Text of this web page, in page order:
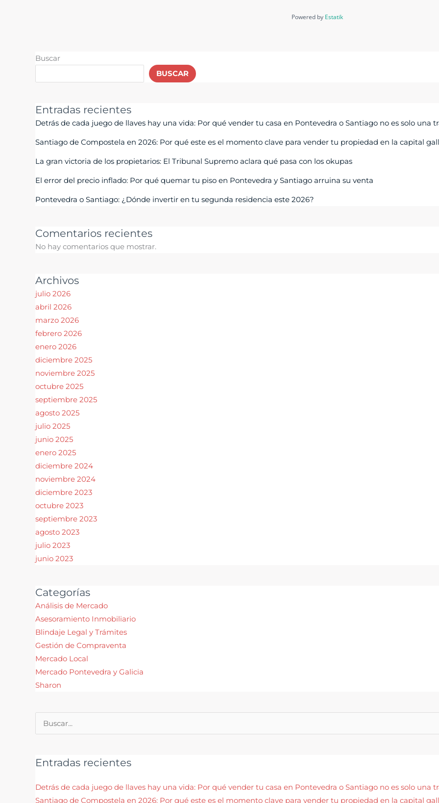
Powered by Estatik
Buscar
BUSCAR
Entradas recientes
Detrás de cada juego de llaves hay una vida: Por qué vender tu casa en Pontevedra o Santiago no es solo una
Santiago de Compostela en 2026: Por qué este es el momento clave para vender tu propiedad en la capital
La gran victoria de los propietarios: El Tribunal Supremo aclara qué pasa con los okupas
El error del precio inflado: Por qué quemar tu piso en Pontevedra y Santiago arruina su venta
Pontevedra o Santiago: ¿Dónde invertir en tu segunda residencia este 2026?
Comentarios recientes
No hay comentarios que mostrar.
Archivos
julio 2026
abril 2026
marzo 2026
febrero 2026
enero 2026
diciembre 2025
noviembre 2025
octubre 2025
septiembre 2025
agosto 2025
julio 2025
junio 2025
enero 2025
diciembre 2024
noviembre 2024
diciembre 2023
octubre 2023
septiembre 2023
agosto 2023
julio 2023
junio 2023
Categorías
Análisis de Mercado
Asesoramiento Inmobiliario
Blindaje Legal y Trámites
Gestión de Compraventa
Mercado Local
Mercado Pontevedra y Galicia
Sharon
Entradas recientes
Detrás de cada juego de llaves hay una vida: Por qué vender tu casa en Pontevedra o Santiago no es solo una
Santiago de Compostela en 2026: Por qué este es el momento clave para vender tu propiedad en la capital